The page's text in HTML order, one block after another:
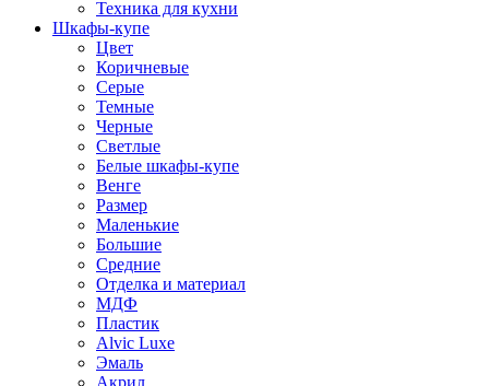
Техника для кухни
Шкафы-купе
Цвет
Коричневые
Серые
Темные
Черные
Светлые
Белые шкафы-купе
Венге
Размер
Маленькие
Большие
Средние
Отделка и материал
МДФ
Пластик
Alvic Luxe
Эмаль
Акрил